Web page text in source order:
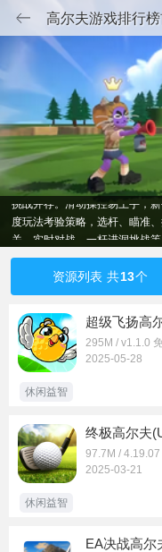
高尔夫游戏排行
这是画面精致、操作流畅
引擎，完美还原风向、地形与
验。游戏拥有全球多样球场，
挑战并存。滑动操控易上手，
度玩法考验策略，选杆、瞄准
关、实时对战、一杆进洞挑战
地享受优雅又刺激的高尔夫乐趣
资源列表 共13个
超级飞扬高
295M / v1.1.0
2025-05-28
休闲益智
终极高尔夫
97.7M / 4.19.07
2025-03-21
休闲益智
EA决战高尔